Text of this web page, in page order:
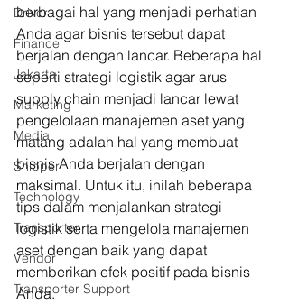
Driver
Finance
Jakarta
Marketing
Media
Shipper
Technology
Transporter
Vendor
Transporter Support
berbagai hal yang menjadi perhatian
Anda agar bisnis tersebut dapat
berjalan dengan lancar. Beberapa hal
seperti strategi logistik agar arus
supply chain menjadi lancar lewat
pengelolaan manajemen aset yang
matang adalah hal yang membuat
bisnis Anda berjalan dengan
maksimal. Untuk itu, inilah beberapa
tips dalam menjalankan strategi
logistik serta mengelola manajemen
aset dengan baik yang dapat
memberikan efek positif pada bisnis
Anda.